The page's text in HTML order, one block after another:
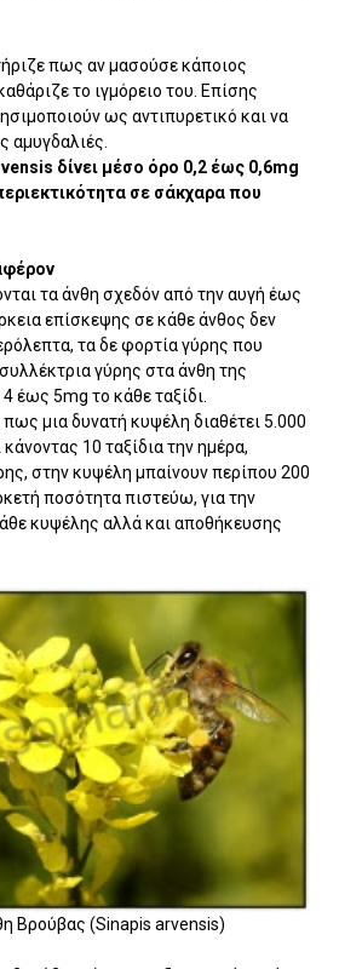
πως αν μασούσε κάποιος
το ιγμόρειο του. Επίσης
ως αντιπυρετικό και να
αμυγδαλιές.
δίνει μέσο όρο 0,2 έως 0,6mg
σε σάκχαρα που
τα άνθη σχεδόν από την αυγή έως
επίσκεψης σε κάθε άνθος δεν
τα δε φορτία γύρης που
γύρης στα άνθη της
έως 5mg το κάθε ταξίδι.
μια δυνατή κυψέλη διαθέτει 5.000
10 ταξίδια την ημέρα,
στην κυψέλη μπαίνουν περίπου 200
ποσότητα πιστεύω, για την
κυψέλης αλλά και αποθήκευσης
Βρούβας (Sinapis arvensis)